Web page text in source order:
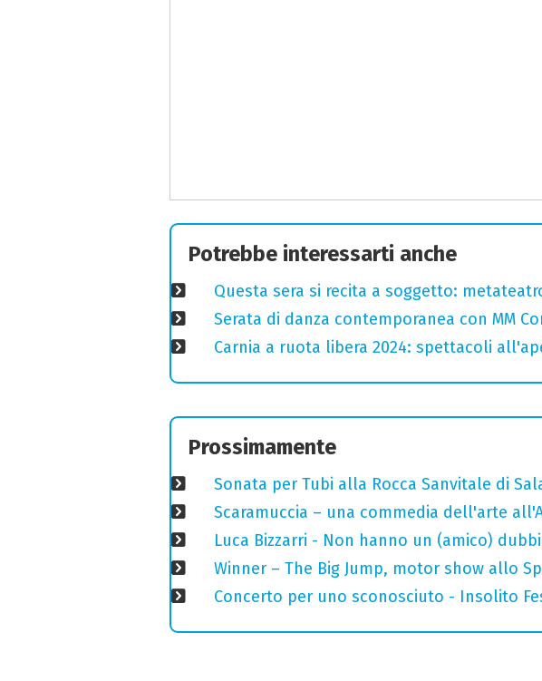
Potrebbe interessarti anche
Questa sera si recita a soggetto:
Serata di danza contemporanea con MM
Carnia a ruota libera 2024: spettacoli
Prossimamente
Sonata per Tubi alla Rocca Sanvitale di
Scaramuccia – una commedia dell'arte
Luca Bizzarri - Non hanno un (amico)
Winner – The Big Jump, motor show allo
Concerto per uno sconosciuto - Insolito